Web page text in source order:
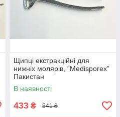
Щипці екстракційні для
нижніх молярів, “Medisporex”
Пакистан
В наявності
433 ₴ 541 ₴